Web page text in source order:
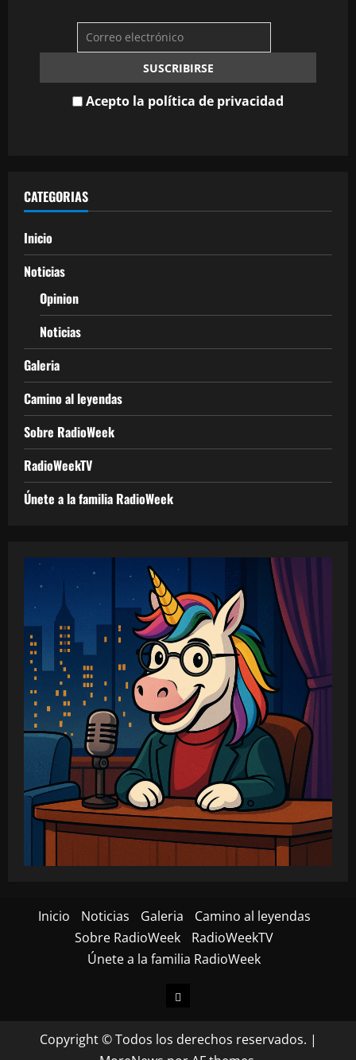
Acepto la política de privacidad
CATEGORIAS
Inicio
Noticias
Opinion
Noticias
Galeria
Camino al leyendas
Sobre RadioWeek
RadioWeekTV
Únete a la familia RadioWeek
Inicio Noticias Galeria
Camino al leyendas
Sobre RadioWeek
RadioWeekTV
Únete a la familia RadioWeek
Inicio
Copyright © Todos los derechos reservados. |